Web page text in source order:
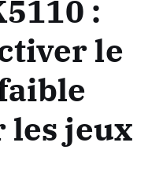
:
le
les jeux